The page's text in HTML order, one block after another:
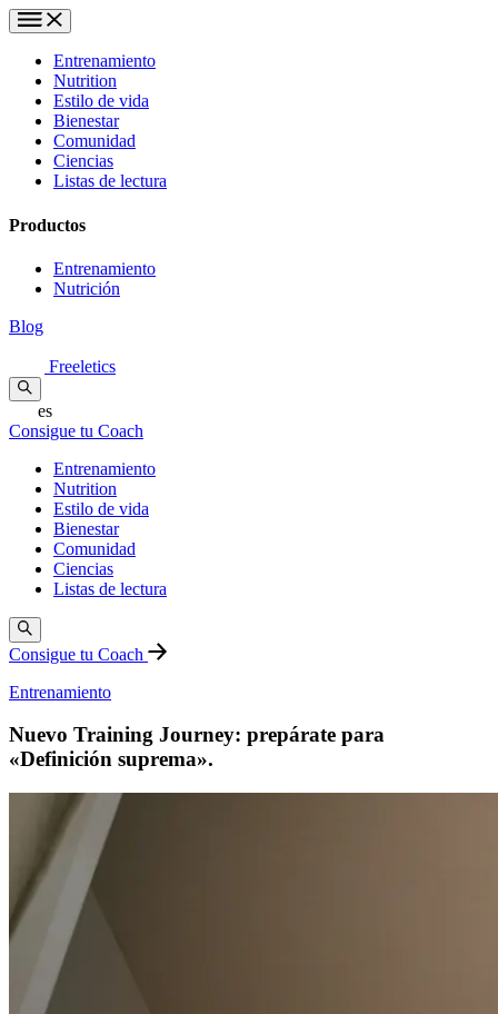
Entrenamiento
Nutrition
Estilo de vida
Bienestar
Comunidad
Ciencias
Listas de lectura
Productos
Entrenamiento
Nutrición
Blog
Freeletics
es
Consigue tu Coach
Entrenamiento
Nutrition
Estilo de vida
Bienestar
Comunidad
Ciencias
Listas de lectura
Consigue tu Coach
Entrenamiento
Nuevo Training Journey: prepárate para
«Definición suprema».